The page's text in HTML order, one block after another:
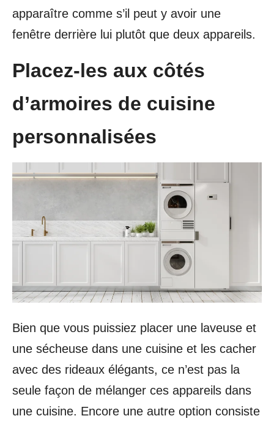
apparaître comme s’il peut y avoir une
fenêtre derrière lui plutôt que deux appareils.
Placez-les aux côtés
d’armoires de cuisine
personnalisées
Bien que vous puissiez placer une laveuse et
une sécheuse dans une cuisine et les cacher
avec des rideaux élégants, ce n’est pas la
seule façon de mélanger ces appareils dans
une cuisine. Encore une autre option consiste